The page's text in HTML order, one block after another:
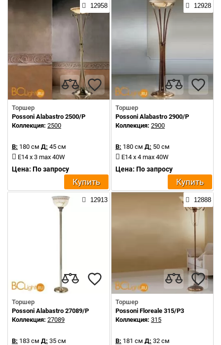
12958
Торшер
Possoni Alabastro 2500/P
Коллекция: 2500
В: 180 см Д: 45 см
E14 x 3 max 40W
Цена: По запросу
Купить
12928
Торшер
Possoni Alabastro 2900/P
Коллекция: 2900
В: 180 см Д: 50 см
E14 x 4 max 40W
Цена: По запросу
Купить
12913
Торшер
Possoni Alabastro 27089/P
Коллекция: 27089
В: 183 см Д: 35 см
12888
Торшер
Possoni Floreale 315/P3
Коллекция: 315
В: 181 см Д: 32 см